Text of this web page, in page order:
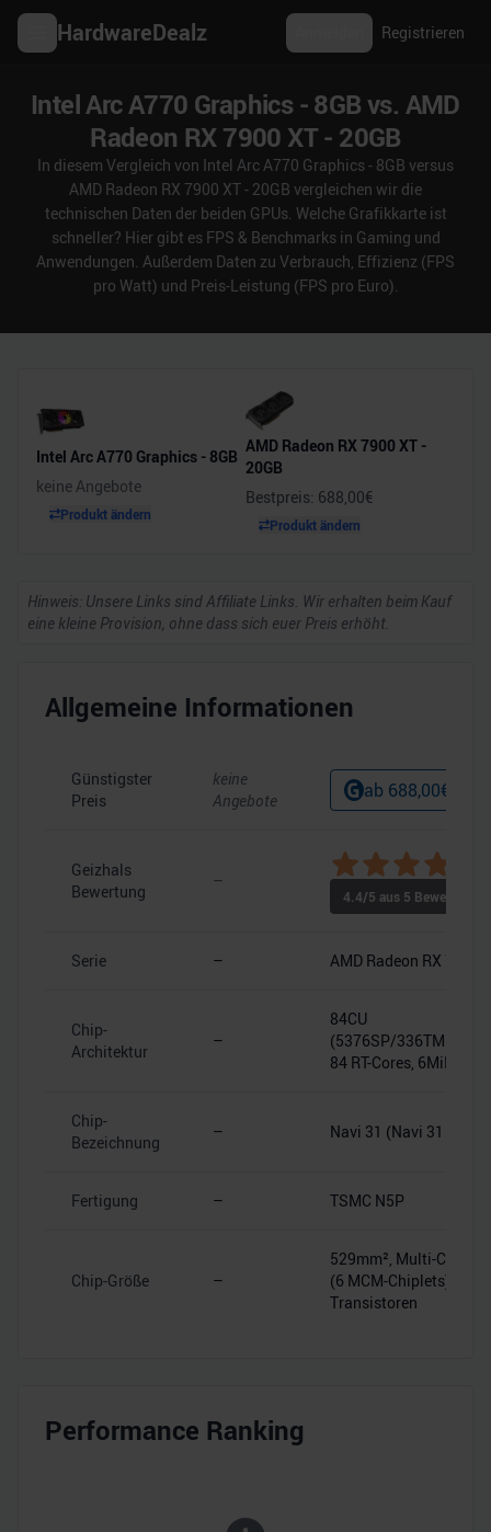
HardwareDealz Registrieren
Intel Arc A770 Graphics - 8GB vs. AMD
Radeon RX 7900 XT - 20GB
In diesem Vergleich von Intel Arc A770 Graphics - 8GB versus
AMD Radeon RX 7900 XT - 20GB vergleichen wir die
technischen Daten der beiden GPUs. Welche Grafikkarte ist
schneller? Hier gibt es FPS & Benchmarks in Gaming und
Anwendungen. Außerdem Daten zu Verbrauch, Effizienz (FPS
pro Watt) und Preis-Leistung (FPS pro Euro).
Intel Arc A770 Graphics - 8GB
keine Angebote
Produkt ändern
AMD Radeon RX 7900 XT -
20GB
Bestpreis: 688,00€
Produkt ändern
Hinweis: Unsere Links sind Affiliate Links. Wir erhalten beim Kauf
eine kleine Provision, ohne dass sich euer Preis erhöht.
Allgemeine Informationen
Günstigster
Preis
keine
Angebote
ab 688,00€
Geizhals
Bewertung
–
4.4/5 aus 5 Bewertungen
Serie – AMD Radeon RX 7900
Chip-
Architektur
–
84CU
(5376SP/336TMU/
84 RT-Cores, 6MiB L2-
Chip-
Bezeichnung
– Navi 31 (Navi 31 XT)
Fertigung – TSMC N5P
Chip-Größe –
529mm², Multi-Chip-
(6 MCM-Chiplets),
Transistoren
Performance Ranking